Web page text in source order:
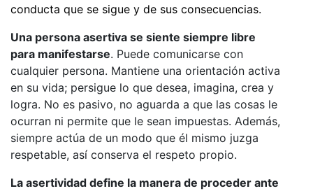
conducta que se sigue y de sus consecuencias.
Una persona asertiva se siente siempre libre
para manifestarse. Puede comunicarse con
cualquier persona. Mantiene una orientación activa
en su vida; persigue lo que desea, imagina, crea y
logra. No es pasivo, no aguarda a que las cosas le
ocurran ni permite que le sean impuestas. Además,
siempre actúa de un modo que él mismo juzga
respetable, así conserva el respeto propio.
La asertividad define la manera de proceder ante